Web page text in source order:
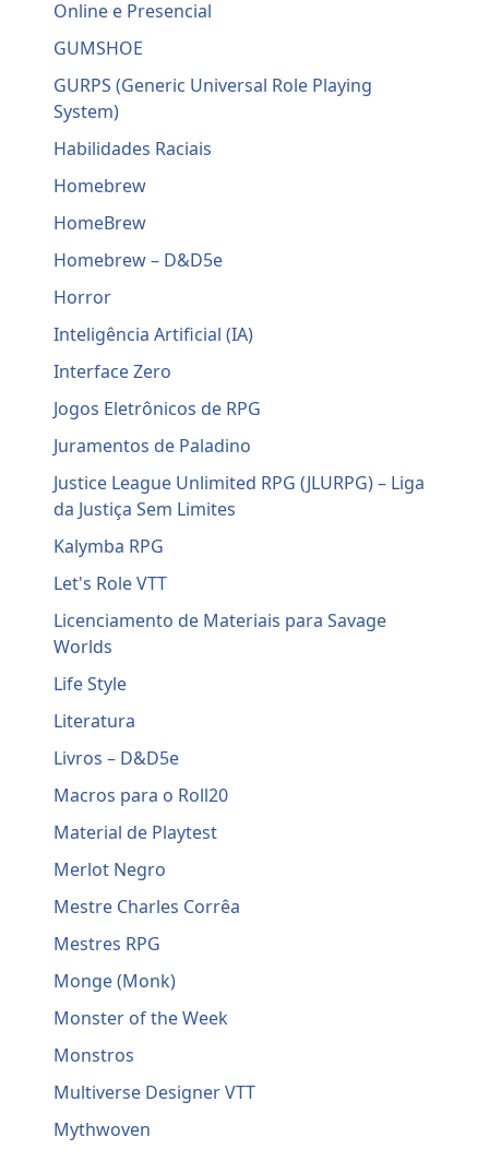
Online e Presencial
GUMSHOE
GURPS (Generic Universal Role Playing
System)
Habilidades Raciais
Homebrew
HomeBrew
Homebrew – D&D5e
Horror
Inteligência Artificial (IA)
Interface Zero
Jogos Eletrônicos de RPG
Juramentos de Paladino
Justice League Unlimited RPG (JLURPG) – Liga
da Justiça Sem Limites
Kalymba RPG
Let's Role VTT
Licenciamento de Materiais para Savage
Worlds
Life Style
Literatura
Livros – D&D5e
Macros para o Roll20
Material de Playtest
Merlot Negro
Mestre Charles Corrêa
Mestres RPG
Monge (Monk)
Monster of the Week
Monstros
Multiverse Designer VTT
Mythwoven